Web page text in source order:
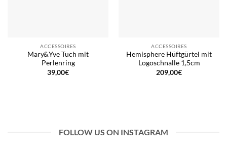
ACCESSOIRES
Mary&Yve Tuch mit
Perlenring
39,00€
ACCESSOIRES
Hemisphere Hüftgürtel mit
Logoschnalle 1,5cm
209,00€
FOLLOW US ON INSTAGRAM